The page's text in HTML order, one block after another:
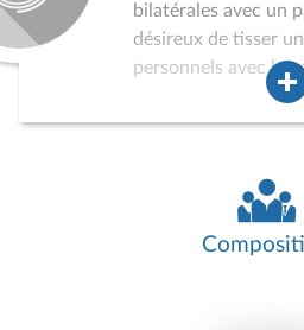
bilatérales avec un
désireux de tisser
personnels avec les
acteurs de la vie
sociale et culturelle
peuvent conduire
participer à divers
des délégations de